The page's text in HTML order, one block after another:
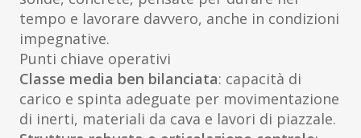
tempo e lavorare davvero, anche in condizioni
impegnative.
Punti chiave operativi
Classe media ben bilanciata: capacità di
carico e spinta adeguate per movimentazione
di inerti, materiali da cava e lavori di piazzale.